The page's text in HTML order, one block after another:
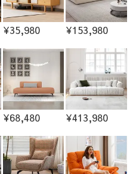
¥35,980 ¥153,980
¥68,480 ¥413,980